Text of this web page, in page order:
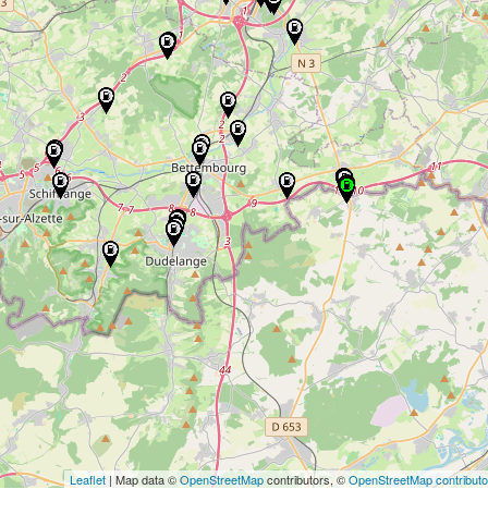
Leaflet | Map data ©OpenStreetMapcontributors, ©OpenStreetMap